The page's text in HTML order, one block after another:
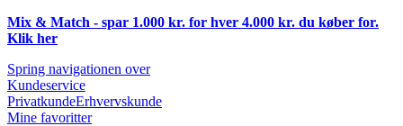
Mix & Match - spar 1.000 kr. for hver 4.000 kr. du køber for.
Klik her
Spring navigationen over
Kundeservice
PrivatkundeErhvervskunde
Mine favoritter